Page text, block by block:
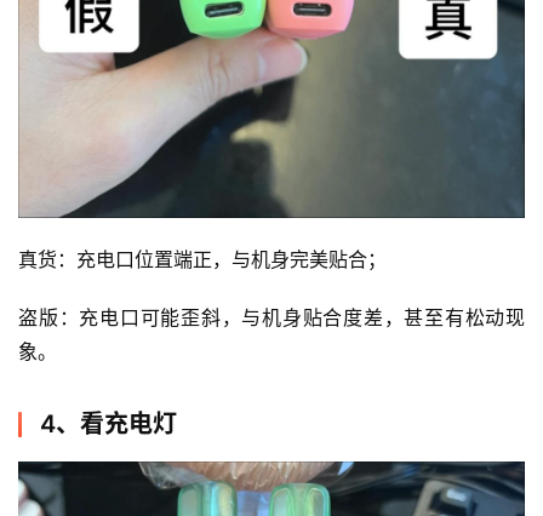
子
烟
真货：充电口位置端正，与机身完美贴合；
盗版：充电口可能歪斜，与机身贴合度差，甚至有松动现
象。
4、看充电灯